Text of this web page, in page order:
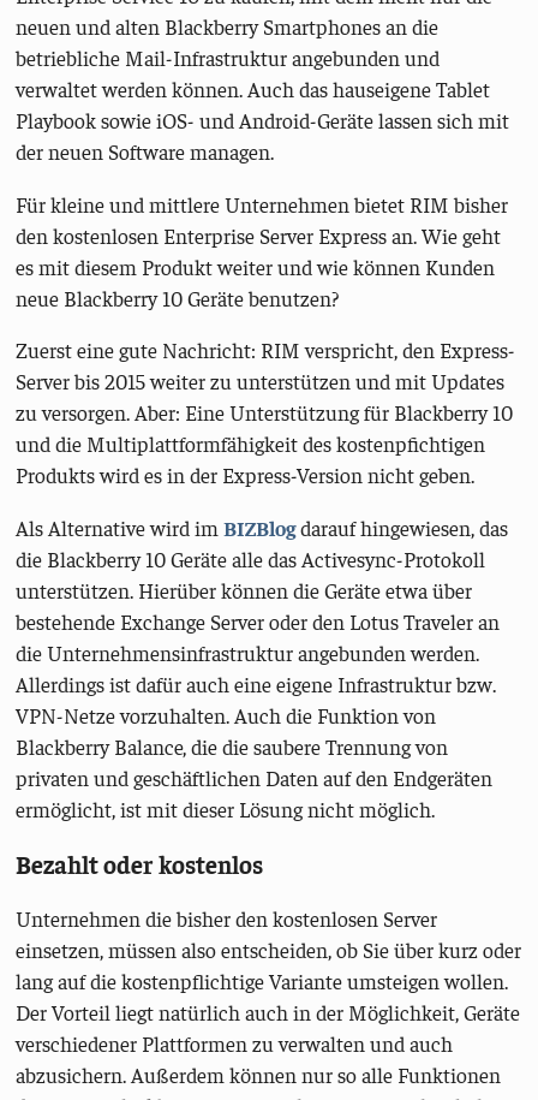
neuen und alten Blackberry Smartphones an die
betriebliche Mail-Infrastruktur angebunden und
verwaltet werden können. Auch das hauseigene Tablet
Playbook sowie iOS- und Android-Geräte lassen sich mit
der neuen Software managen.
Für kleine und mittlere Unternehmen bietet RIM bisher
den kostenlosen Enterprise Server Express an. Wie geht
es mit diesem Produkt weiter und wie können Kunden
neue Blackberry 10 Geräte benutzen?
Zuerst eine gute Nachricht: RIM verspricht, den Express-
Server bis 2015 weiter zu unterstützen und mit Updates
zu versorgen. Aber: Eine Unterstützung für Blackberry 10
und die Multiplattformfähigkeit des kostenpfichtigen
Produkts wird es in der Express-Version nicht geben.
Als Alternative wird imBIZBlogdarauf hingewiesen, das
die Blackberry 10 Geräte alle das Activesync-Protokoll
unterstützen. Hierüber können die Geräte etwa über
bestehende Exchange Server oder den Lotus Traveler an
die Unternehmensinfrastruktur angebunden werden.
Allerdings ist dafür auch eine eigene Infrastruktur bzw.
VPN-Netze vorzuhalten. Auch die Funktion von
Blackberry Balance, die die saubere Trennung von
privaten und geschäftlichen Daten auf den Endgeräten
ermöglicht, ist mit dieser Lösung nicht möglich.
Bezahlt oder kostenlos
Unternehmen die bisher den kostenlosen Server
einsetzen, müssen also entscheiden, ob Sie über kurz oder
lang auf die kostenpflichtige Variante umsteigen wollen.
Der Vorteil liegt natürlich auch in der Möglichkeit, Geräte
verschiedener Plattformen zu verwalten und auch
abzusichern. Außerdem können nur so alle Funktionen